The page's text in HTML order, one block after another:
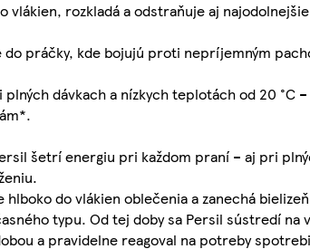
rozkladá a odstraňuje aj
práčky, kde bojujú proti nepríjemným
dávkach a nízkych teplotách od 20 °C
šetrí energiu pri každom praní – aj pri
do vlákien oblečenia a zanechá
typu. Od tej doby sa Persil sústredí na
a pravidelne reagoval na potreby